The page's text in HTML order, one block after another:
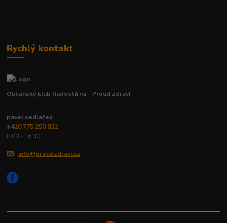
Rychlý kontakt
Občanský klub Radostírna - Proud zdraví
pavel sedláček
+420 775 250 832
8:00 - 16:30
info@proudzdravi.cz